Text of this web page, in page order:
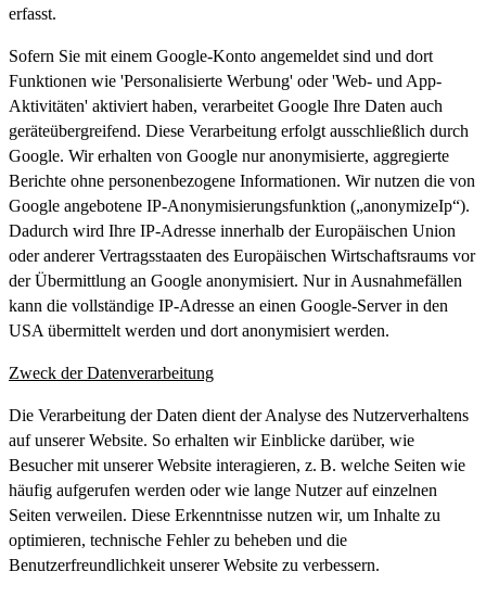
erfasst.
Sofern Sie mit einem Google-Konto angemeldet sind und dort
Funktionen wie 'Personalisierte Werbung' oder 'Web- und App-
Aktivitäten' aktiviert haben, verarbeitet Google Ihre Daten auch
geräteübergreifend. Diese Verarbeitung erfolgt ausschließlich durch
Google. Wir erhalten von Google nur anonymisierte, aggregierte
Berichte ohne personenbezogene Informationen. Wir nutzen die von
Google angebotene IP-Anonymisierungsfunktion („anonymizeIp“).
Dadurch wird Ihre IP-Adresse innerhalb der Europäischen Union
oder anderer Vertragsstaaten des Europäischen Wirtschaftsraums vor
der Übermittlung an Google anonymisiert. Nur in Ausnahmefällen
kann die vollständige IP-Adresse an einen Google-Server in den
USA übermittelt werden und dort anonymisiert werden.
Zweck der Datenverarbeitung
Die Verarbeitung der Daten dient der Analyse des Nutzerverhaltens
auf unserer Website. So erhalten wir Einblicke darüber, wie
Besucher mit unserer Website interagieren, z. B. welche Seiten wie
häufig aufgerufen werden oder wie lange Nutzer auf einzelnen
Seiten verweilen. Diese Erkenntnisse nutzen wir, um Inhalte zu
optimieren, technische Fehler zu beheben und die
Benutzerfreundlichkeit unserer Website zu verbessern.